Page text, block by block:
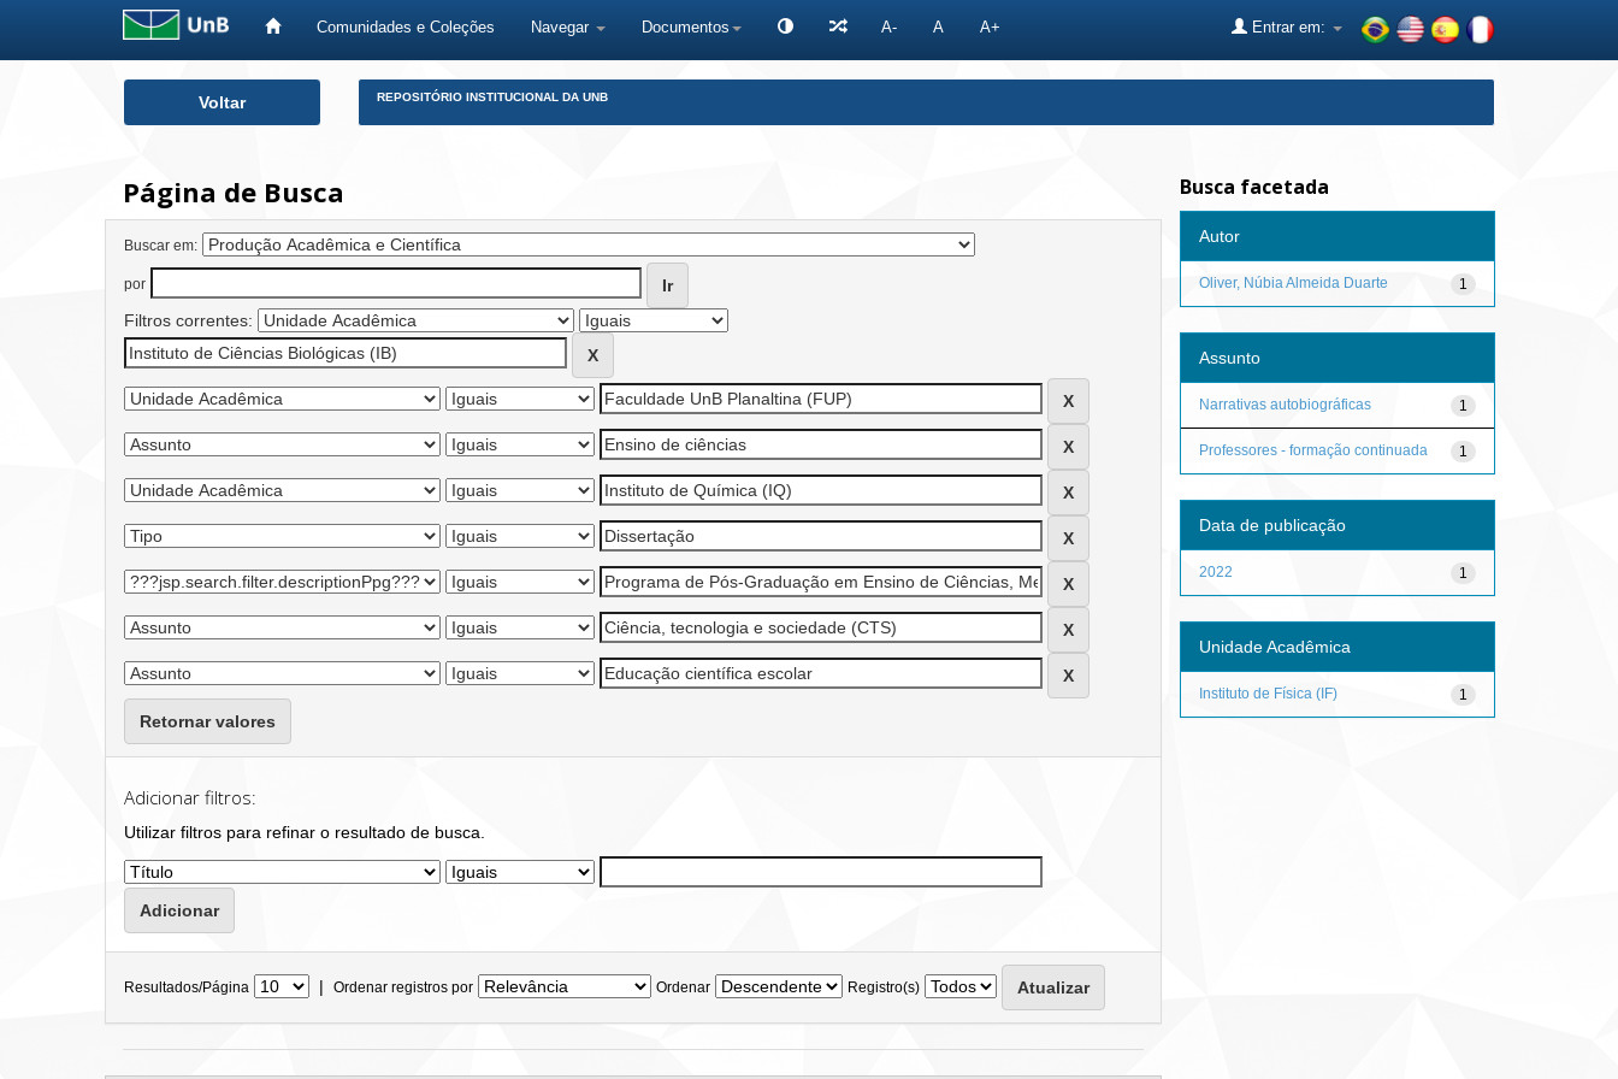
Comunidades e Coleções Navegar Documentos A- A A+ Entrar em:
Voltar REPOSITÓRIO INSTITUCIONAL DA UNB
Página de Busca
Buscar em:
por
Filtros correntes:
Retornar valores
Adicionar filtros:
Utilizar filtros para refinar o resultado de busca.
Resultados/Página | Ordenar registros por Ordenar Registro(s)
Busca facetada
Autor
1
Oliver, Núbia Almeida Duarte
Assunto
1
Narrativas autobiográficas
1
Professores - formação continuada
Data de publicação
1
2022
Unidade Acadêmica
1
Instituto de Física (IF)